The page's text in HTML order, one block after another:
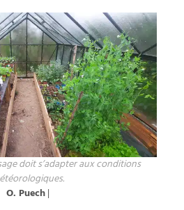
doit s’adapter aux conditions
O. Puech|